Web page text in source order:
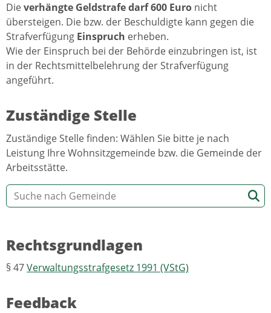
Dieverhängte Geldstrafe darf 600 Euro nicht
übersteigen. Die bzw. der Beschuldigte kann gegen die
Strafverfügung Einspruch erheben.
Wie der Einspruch bei der Behörde einzubringen ist, ist
in der Rechtsmittelbelehrung der Strafverfügung
angeführt.
Zuständige Stelle
Zuständige Stelle finden: Wählen Sie bitte je nach
Leistung Ihre Wohnsitzgemeinde bzw. die Gemeinde der
Arbeitsstätte.
Rechtsgrundlagen
§ 47Verwaltungsstrafgesetz 1991 (VStG)
Feedback